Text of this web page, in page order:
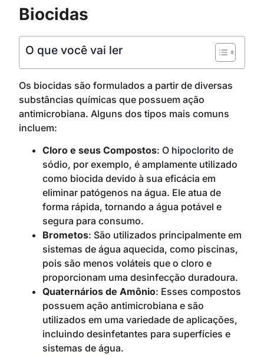
Biocidas
O que você vai ler
Os biocidas são formulados a partir de diversas
substâncias químicas que possuem ação
antimicrobiana. Alguns dos tipos mais comuns
incluem:
Cloro e seus Compostos: O hipoclorito de
sódio, por exemplo, é amplamente utilizado
como biocida devido à sua eficácia em
eliminar patógenos na água. Ele atua de
forma rápida, tornando a água potável e
segura para consumo.
Brometos: São utilizados principalmente em
sistemas de água aquecida, como piscinas,
pois são menos voláteis que o cloro e
proporcionam uma desinfecção duradoura.
Quaternários de Amônio: Esses compostos
possuem ação antimicrobiana e são
utilizados em uma variedade de aplicações,
incluindo desinfetantes para superfícies e
sistemas de água.